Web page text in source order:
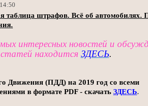
таблица штрафов. Всё об автомобилях.
интересных новостей и
статей находится ЗДЕСЬ.
Движения (ПДД) на 2019 год со всеми
в формате PDF - скачать ЗДЕСЬ.